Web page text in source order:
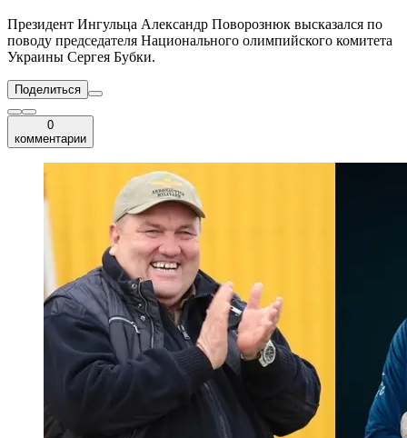
Президент Ингульца Александр Поворознюк высказался по
поводу председателя Национального олимпийского комитета
Украины Сергея Бубки.
Поделиться
0
комментарии